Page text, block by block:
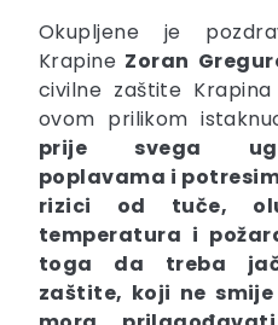
Okupljene je
Krapine Zoran
civilne zaštite Krapina
ovom prilikom
prije svega
poplavama i
rizici od tuče,
temperatura i
toga da treba
zaštite, koji ne